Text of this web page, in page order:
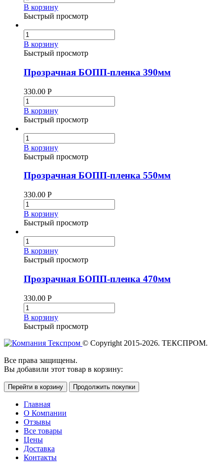
В корзину
Быстрый просмотр
В корзину
Быстрый просмотр
Прозрачная БОПП-пленка 390мм
330.00 Р
В корзину
Быстрый просмотр
В корзину
Быстрый просмотр
Прозрачная БОПП-пленка 550мм
330.00 Р
В корзину
Быстрый просмотр
В корзину
Быстрый просмотр
Прозрачная БОПП-пленка 470мм
330.00 Р
В корзину
Быстрый просмотр
© Copyright 2015-2026. ТЕКСПРОМ.
Все права защищены.
Вы добавили этот товар в корзину:
Перейти в корзину Продолжить покупки
Главная
О Компании
Отзывы
Все товары
Цены
Доставка
Контакты